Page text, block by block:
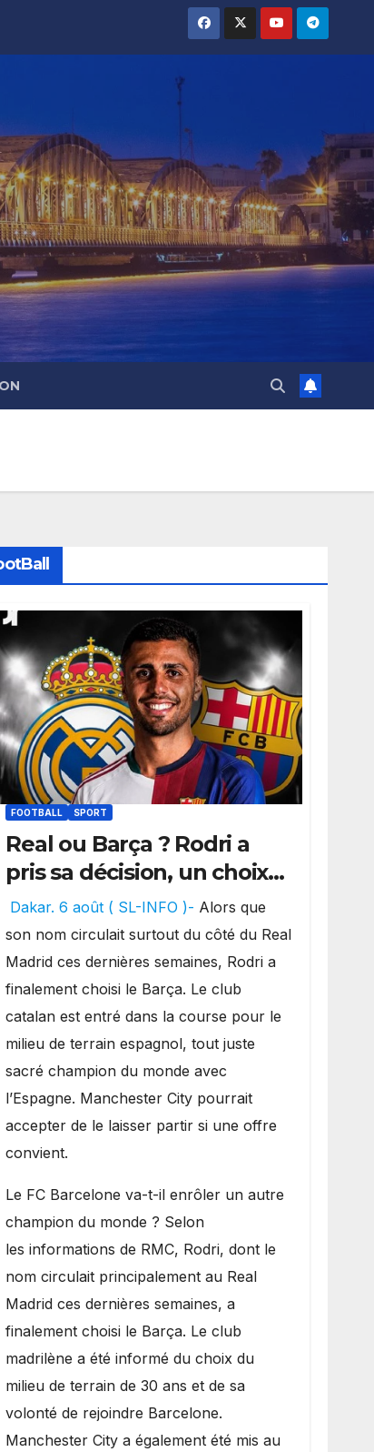
FOOTBALL SPORT
Real ou Barça ? Rodri a
pris sa décision, un choix
qui pourrait faire grand
bruit sur le marché des
transferts.
Dakar. 6 août ( SL-INFO )- Alors que
son nom circulait surtout du côté du Real
Madrid ces dernières semaines, Rodri a
finalement choisi le Barça. Le club
catalan est entré dans la course pour le
milieu de terrain espagnol, tout juste
sacré champion du monde avec
l’Espagne. Manchester City pourrait
accepter de le laisser partir si une offre
convient.
​Le FC Barcelone va-t-il enrôler un autre
champion du monde ? Selon
les informations de RMC, Rodri, dont le
nom circulait principalement au Real
Madrid ces dernières semaines, a
finalement choisi le Barça. Le club
madrilène a été informé du choix du
milieu de terrain de 30 ans et de sa
volonté de rejoindre Barcelone.
Manchester City a également été mis au